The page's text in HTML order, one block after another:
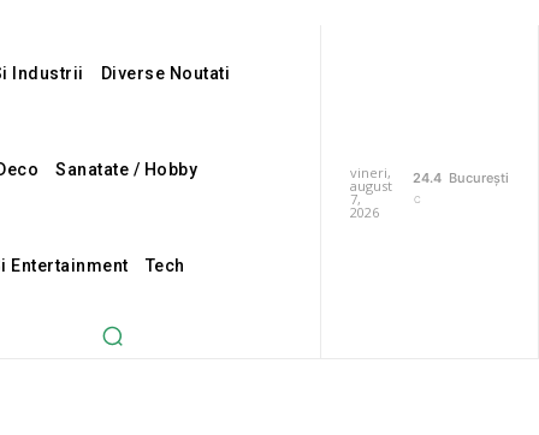
Industrii Diverse Noutati
Sanatate / Hobby
Entertainment Tech
vineri,
august
7,
2026
24.4
C
București